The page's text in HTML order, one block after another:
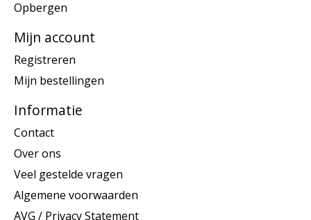
Opbergen
Mijn account
Registreren
Mijn bestellingen
Informatie
Contact
Over ons
Veel gestelde vragen
Algemene voorwaarden
AVG / Privacy Statement